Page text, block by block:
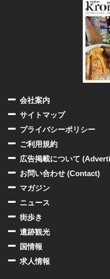
会社案内
サイトマップ
プライバシーポリシー
ご利用規約
広告掲載について
お問い合わせ (Contact)
マガジン
ニュース
街歩き
遺跡観光
国情報
求人情報